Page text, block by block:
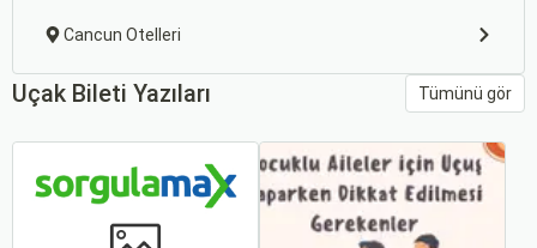
Cancun Otelleri
Uçak Bileti Yazıları Tümünü gör